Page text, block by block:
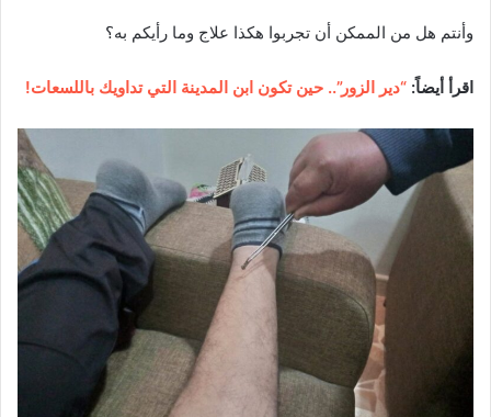
وأنتم هل من الممكن أن تجربوا هكذا علاج وما رأيكم به؟
اقرأ أيضاً: “دير الزور”.. حين تكون ابن المدينة التي تداويك باللسعات!